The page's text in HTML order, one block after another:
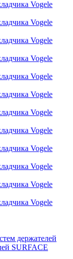
Vogele
Vogele
Vogele
Vogele
Vogele
Vogele
Vogele
Vogele
Vogele
Vogele
Vogele
Vogele
держателей
SURFACE